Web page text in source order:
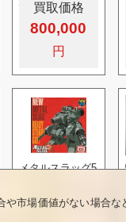
買取価格
800,000
メタルスラッグ5
240,000
や市場価値がない場合な